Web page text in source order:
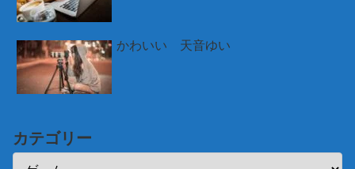
かわいい 天音ゆい
カテゴリー